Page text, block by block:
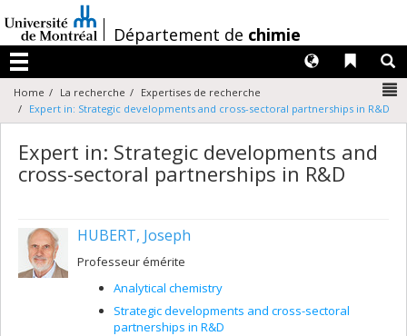
au
contenu
/Département de chimie
Menu
Liens
Langues
Home La recherche
Expertises de recherche
Expert in: Strategic developments and cross-sectoral partnerships in R&D
Expert in: Strategic developments and
cross-sectoral partnerships in R&D
HUBERT, Joseph
Professeur émérite
Analytical chemistry
Strategic developments and cross-sectoral
partnerships in R&D